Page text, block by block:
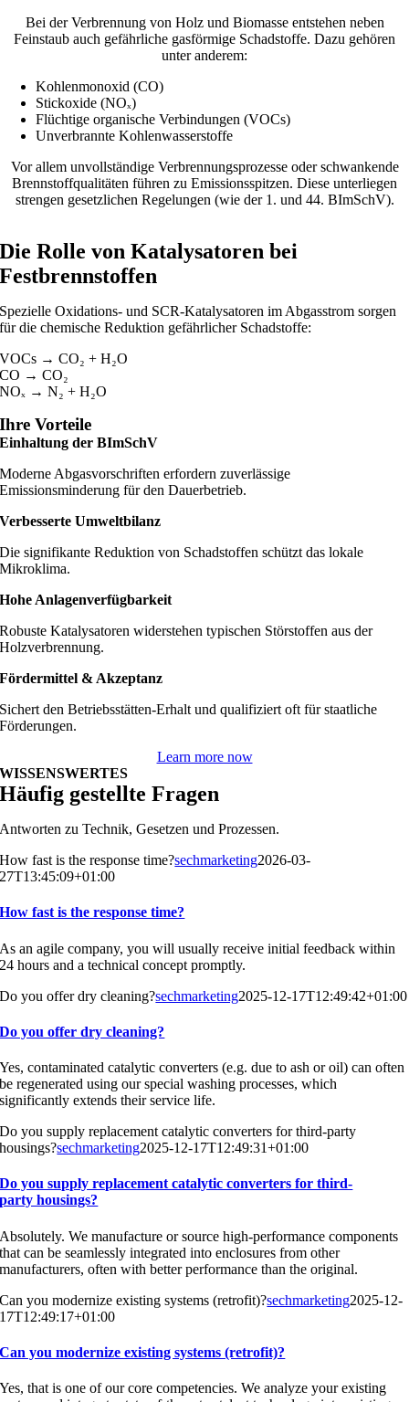
Bei der Verbrennung von Holz und Biomasse entstehen neben
Feinstaub auch gefährliche gasförmige Schadstoffe. Dazu gehören
unter anderem:
Kohlenmonoxid (CO)
Stickoxide (NOₓ)
Flüchtige organische Verbindungen (VOCs)
Unverbrannte Kohlenwasserstoffe
Vor allem unvollständige Verbrennungsprozesse oder schwankende
Brennstoffqualitäten führen zu Emissionsspitzen. Diese unterliegen
strengen gesetzlichen Regelungen (wie der 1. und 44. BImSchV).
Die Rolle von Katalysatoren bei
Festbrennstoffen
Spezielle Oxidations- und SCR-Katalysatoren im Abgasstrom sorgen
für die chemische Reduktion gefährlicher Schadstoffe:
VOCs → CO₂ + H₂O
CO → CO₂
NOₓ → N₂ + H₂O
Ihre Vorteile
Einhaltung der BImSchV
Moderne Abgasvorschriften erfordern zuverlässige
Emissionsminderung für den Dauerbetrieb.
Verbesserte Umweltbilanz
Die signifikante Reduktion von Schadstoffen schützt das lokale
Mikroklima.
Hohe Anlagenverfügbarkeit
Robuste Katalysatoren widerstehen typischen Störstoffen aus der
Holzverbrennung.
Fördermittel & Akzeptanz
Sichert den Betriebsstätten-Erhalt und qualifiziert oft für staatliche
Förderungen.
Learn more now
WISSENSWERTES
Häufig gestellte Fragen
Antworten zu Technik, Gesetzen und Prozessen.
How fast is the response time?sechmarketing2026-03-
27T13:45:09+01:00
How fast is the response time?
As an agile company, you will usually receive initial feedback within
24 hours and a technical concept promptly.
Do you offer dry cleaning?sechmarketing2025-12-17T12:49:42+01:00
Do you offer dry cleaning?
Yes, contaminated catalytic converters (e.g. due to ash or oil) can often
be regenerated using our special washing processes, which
significantly extends their service life.
Do you supply replacement catalytic converters for third-party
housings?sechmarketing2025-12-17T12:49:31+01:00
Do you supply replacement catalytic converters for third-
party housings?
Absolutely. We manufacture or source high-performance components
that can be seamlessly integrated into enclosures from other
manufacturers, often with better performance than the original.
Can you modernize existing systems (retrofit)?sechmarketing2025-12-
17T12:49:17+01:00
Can you modernize existing systems (retrofit)?
Yes, that is one of our core competencies. We analyze your existing